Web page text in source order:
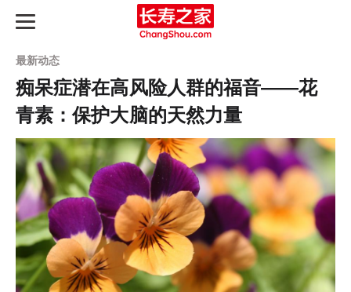
最新动态
长寿指南
知识图谱
产品评测
最新动态
痴呆症潜在高风险人群的福音——花
青素：保护大脑的天然力量